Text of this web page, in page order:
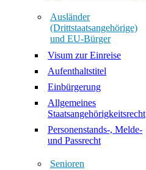
Ausländer
(Drittstaatsangehörige)
und EU-Bürger
Visum zur Einreise
Aufenthaltstitel
Einbürgerung
Allgemeines
Staatsangehörigkeitsrecht
Personenstands-, Melde-
und Passrecht
Senioren